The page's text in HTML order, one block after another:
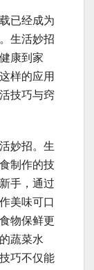
已经成为
生活妙招
康到家
样的应用
技巧与窍
妙招。生
制作的技
手，通过
美味可口
物保鲜更
蔬菜水
巧不仅能